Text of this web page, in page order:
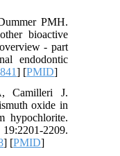
PMH.
bioactive
overview - part
endodontic
] [PMID
Camilleri J.
oxide in
hypochlorite.
19:2201-2209.
8] [PMID